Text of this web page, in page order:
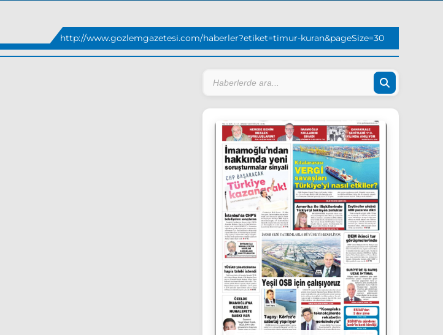
http://www.gozlemgazetesi.com/haberler?etiket=timur-kuran&pageSize=30